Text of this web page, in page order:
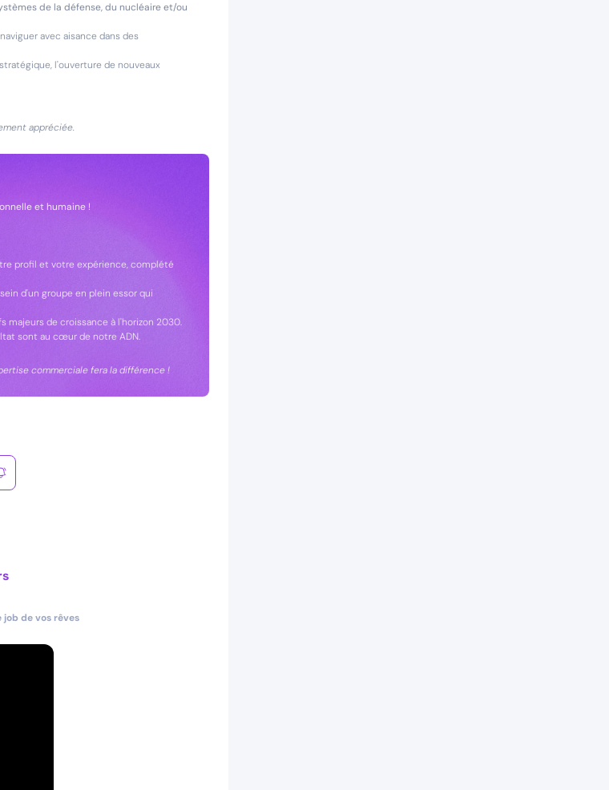
de la défense, du nucléaire et/ou
avec aisance dans des
l'ouverture de nouveaux
appréciée.
et humaine !
profil et votre expérience, complété
d'un groupe en plein essor qui
de croissance à l'horizon 2030.
sont au cœur de notre ADN.
commerciale fera la différence !
job de vos rêves